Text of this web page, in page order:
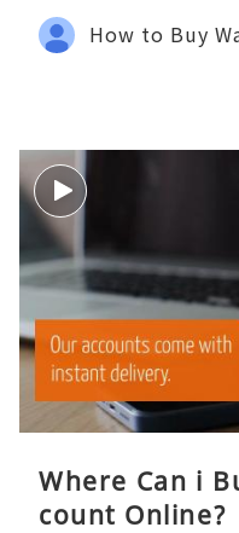
How to Buy
Where Can i
count Online?